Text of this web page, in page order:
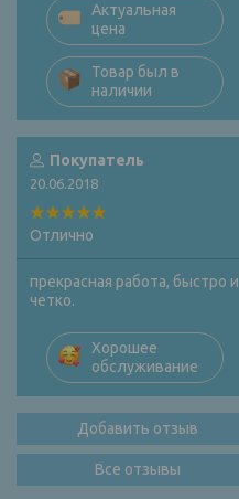
Актуальная
цена
Товар был в
наличии
Покупатель
20.06.2018
Отлично
прекрасная работа, быстро и
четко.
Хорошее
обслуживание
Добавить отзыв
Все отзывы